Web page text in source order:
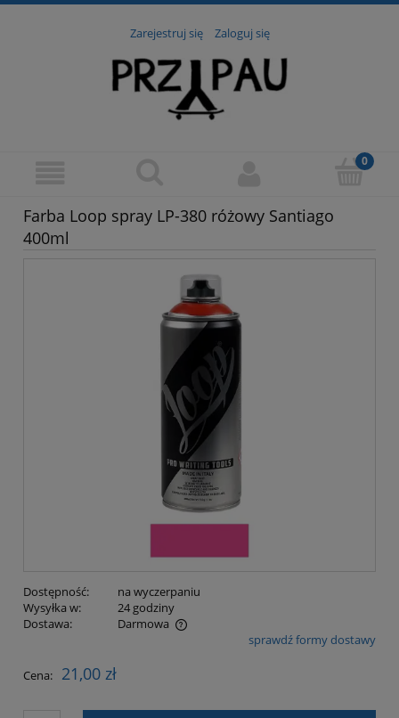
Zarejestruj się Zaloguj się
Farba Loop spray LP-380 różowy Santiago
400ml
Dostępność:
na wyczerpaniu
Wysyłka w:
24 godziny
Dostawa:
Darmowa
Cena nie zawiera ewentualnych kosztów płatnościsprawdź formy dostawy
Cena: 21,00 zł